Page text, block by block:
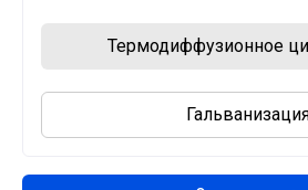
Термодиффузионное